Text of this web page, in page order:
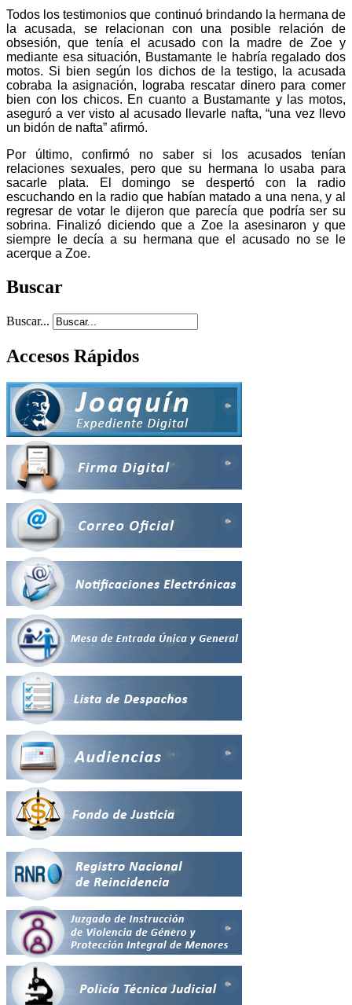
Todos los testimonios que continuó brindando la hermana de
la acusada, se relacionan con una posible relación de
obsesión, que tenía el acusado con la madre de Zoe y
mediante esa situación, Bustamante le habría regalado dos
motos. Si bien según los dichos de la testigo, la acusada
cobraba la asignación, lograba rescatar dinero para comer
bien con los chicos. En cuanto a Bustamante y las motos,
aseguró a ver visto al acusado llevarle nafta, “una vez llevo
un bidón de nafta” afirmó.
Por último, confirmó no saber si los acusados tenían
relaciones sexuales, pero que su hermana lo usaba para
sacarle plata. El domingo se despertó con la radio
escuchando en la radio que habían matado a una nena, y al
regresar de votar le dijeron que parecía que podría ser su
sobrina. Finalizó diciendo que a Zoe la asesinaron y que
siempre le decía a su hermana que el acusado no se le
acerque a Zoe.
Buscar
Buscar...
Accesos Rápidos